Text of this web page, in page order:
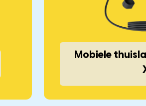
Mobiele